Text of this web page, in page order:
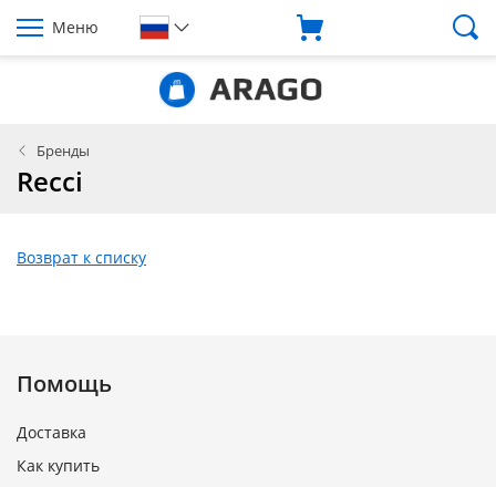
Меню
Бренды
Recci
Возврат к списку
Помощь
Доставка
Как купить